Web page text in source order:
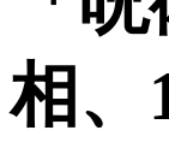
相、